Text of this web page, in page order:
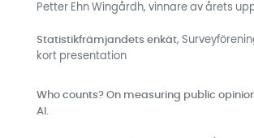
Petter Ehn Wingårdh, vinnare av årets
Statistikfrämjandets enkät,
kort presentation
Who counts? On measuring public
AI.